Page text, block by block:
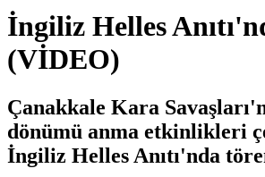
İngiliz Helles
(VİDEO)
Çanakkale Kara
dönümü anma etkinlikleri
İngiliz Helles Anıtı'nda